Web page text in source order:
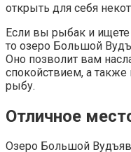
открыть для себя
Если вы рыбак и
то озеро Большой
Оно позволит вам
спокойствием, а
рыбу.
Отличное
Озеро Большой